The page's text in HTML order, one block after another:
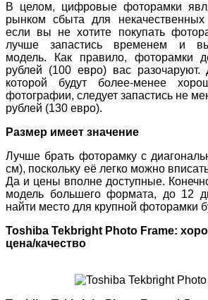
В целом, цифровые фоторамки
рынком сбыта для некачественных
если вы не хотите покупать
лучше запастись временем и
модель. Как правило, фоторамки
рублей (100 евро) вас
которой будут более-менее
фотографии, следует запастись не
рублей (130 евро).
Размер имеет значение
Лучше брать фоторамку с
см), поскольку её легко можно
Да и цены вполне доступные.
модель большего формата, до 12
найти место для крупной фоторамки
Toshiba Tekbright Photo Frame:
цена/качество